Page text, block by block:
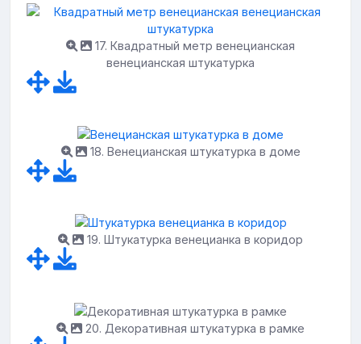
17. Квадратный метр венецианская
венецианская штукатурка
18. Венецианская штукатурка в доме
19. Штукатурка венецианка в коридор
20. Декоративная штукатурка в рамке